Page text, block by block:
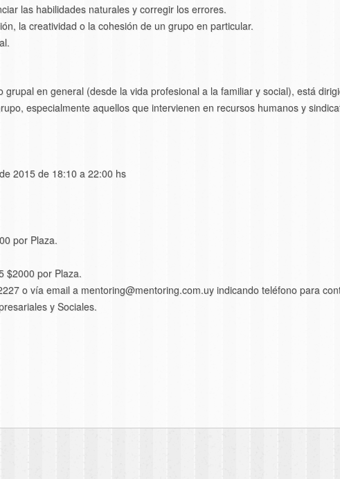
las habilidades naturales y corregir los errores.
la creatividad o la cohesión de un grupo en particular.
en general (desde la vida profesional a la familiar y social), está
especialmente aquellos que intervienen en recursos humanos y
2015 de 18:10 a 22:00 hs
por Plaza.
$2000 por Plaza.
o vía email a mentoring@mentoring.com.uy indicando teléfono para
y Sociales.